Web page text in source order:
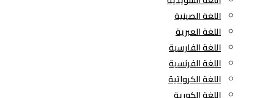
اللغة الصينية
اللغة العبرية
اللغة الفارسية
اللغة الفرنسية
اللغة الكرواتية